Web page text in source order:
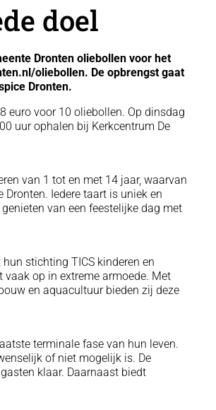
doel
Dronten oliebollen voor het
oliebollen. De opbrengst gaat
Dronten.
euro voor 10 oliebollen. Op dinsdag
uur ophalen bij Kerkcentrum De
van 1 tot en met 14 jaar, waarvan
Iedere taart is uniek en
van een feestelijke dag met
stichting TICS kinderen en
op in extreme armoede. Met
en aquacultuur bieden zij deze
terminale fase van hun leven.
of niet mogelijk is. De
klaar. Daarnaast biedt